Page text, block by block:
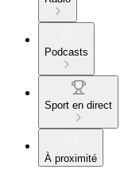
Podcasts
Sport en direct
À proximité